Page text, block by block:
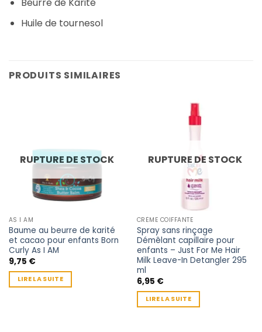
Beurre de Karité
Huile de tournesol
PRODUITS SIMILAIRES
RUPTURE DE STOCK
AS I AM
Baume au beurre de karité
et cacao pour enfants Born
Curly As I AM
9,75 €
LIRE LA SUITE
RUPTURE DE STOCK
CRÈME COIFFANTE
Spray sans rinçage
Démêlant capillaire pour
enfants – Just For Me Hair
Milk Leave-In Detangler 295
ml
6,95 €
LIRE LA SUITE